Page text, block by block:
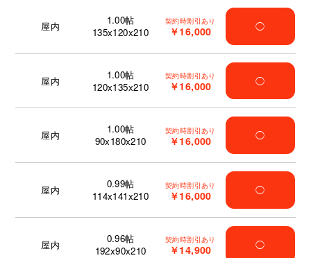
屋内 1.00帖
135x120x210
契約時割引あり
￥16,000 ◯
屋内 1.00帖
120x135x210
契約時割引あり
￥16,000 ◯
屋内 1.00帖
90x180x210
契約時割引あり
￥16,000 ◯
屋内 0.99帖
114x141x210
契約時割引あり
￥16,000 ◯
屋内 0.96帖
192x90x210
契約時割引あり
￥14,900 ◯